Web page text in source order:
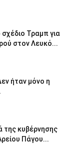
Τραμπ για
στον Λευκό...
ήταν μόνο η
κυβέρνησης
Πάγου...